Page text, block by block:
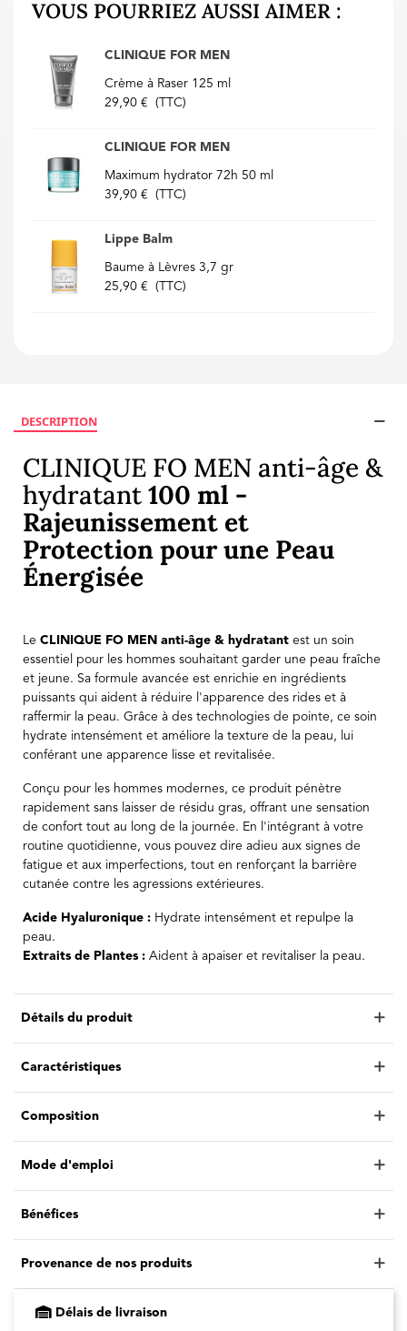
VOUS POURRIEZ AUSSI AIMER :
CLINIQUE FOR MEN
Crème à Raser 125 ml
29,90 €
(TTC)
CLINIQUE FOR MEN
Maximum hydrator 72h 50 ml
39,90 €
(TTC)
Lippe Balm
Baume à Lèvres 3,7 gr
25,90 €
(TTC)
DESCRIPTION
CLINIQUE FO MEN anti-âge &
hydratant100 ml -
Rajeunissement et
Protection pour une Peau
Énergisée
Le CLINIQUE FO MEN anti-âge & hydratant est un soin
essentiel pour les hommes souhaitant garder une peau fraîche
et jeune. Sa formule avancée est enrichie en ingrédients
puissants qui aident à réduire l'apparence des rides et à
raffermir la peau. Grâce à des technologies de pointe, ce soin
hydrate intensément et améliore la texture de la peau, lui
conférant une apparence lisse et revitalisée.
Conçu pour les hommes modernes, ce produit pénètre
rapidement sans laisser de résidu gras, offrant une sensation
de confort tout au long de la journée. En l'intégrant à votre
routine quotidienne, vous pouvez dire adieu aux signes de
fatigue et aux imperfections, tout en renforçant la barrière
cutanée contre les agressions extérieures.
Acide Hyaluronique : Hydrate intensément et repulpe la
peau.
Extraits de Plantes : Aident à apaiser et revitaliser la peau.
Détails du produit
Caractéristiques
Composition
Mode d'emploi
Bénéfices
Provenance de nos produits
Délais de livraison